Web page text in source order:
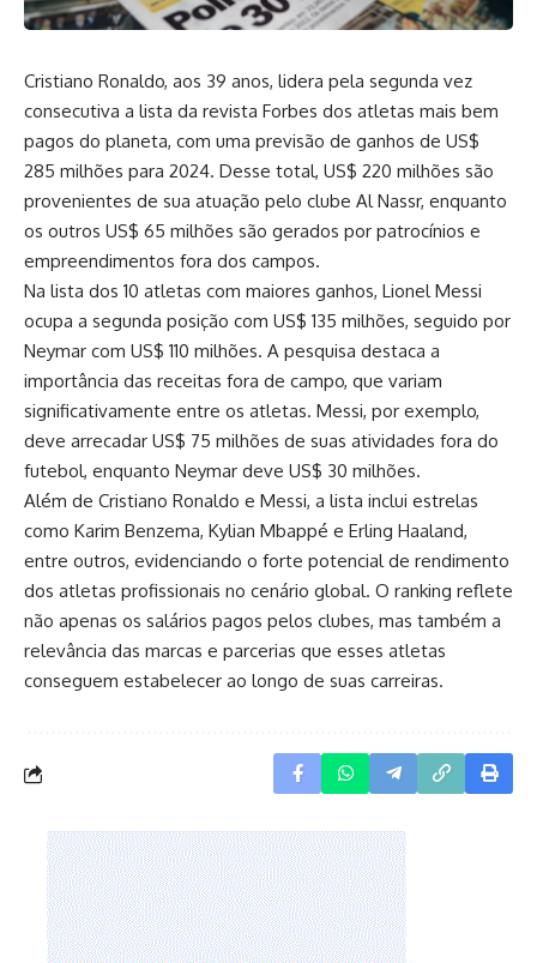
Cristiano Ronaldo, aos 39 anos, lidera pela segunda vez
consecutiva a lista da revista Forbes dos atletas mais bem
pagos do planeta, com uma previsão de ganhos de US$
285 milhões para 2024. Desse total, US$ 220 milhões são
provenientes de sua atuação pelo clube Al Nassr, enquanto
os outros US$ 65 milhões são gerados por patrocínios e
empreendimentos fora dos campos.
Na lista dos 10 atletas com maiores ganhos, Lionel Messi
ocupa a segunda posição com US$ 135 milhões, seguido por
Neymar com US$ 110 milhões. A pesquisa destaca a
importância das receitas fora de campo, que variam
significativamente entre os atletas. Messi, por exemplo,
deve arrecadar US$ 75 milhões de suas atividades fora do
futebol, enquanto Neymar deve US$ 30 milhões.
Além de Cristiano Ronaldo e Messi, a lista inclui estrelas
como Karim Benzema, Kylian Mbappé e Erling Haaland,
entre outros, evidenciando o forte potencial de rendimento
dos atletas profissionais no cenário global. O ranking reflete
não apenas os salários pagos pelos clubes, mas também a
relevância das marcas e parcerias que esses atletas
conseguem estabelecer ao longo de suas carreiras.